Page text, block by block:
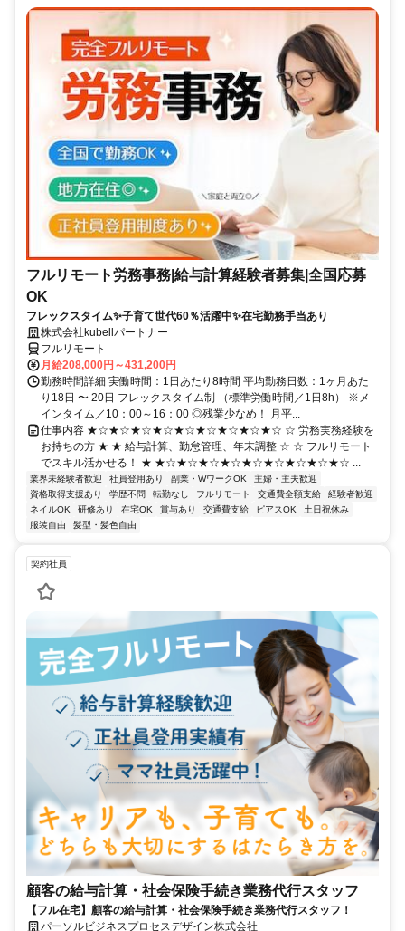
フルリモート労務事務|給与計算経験者募集|全国応募
OK
フレックスタイム✨子育て世代60％活躍中✨在宅勤務手当あり
株式会社kubellパートナー
フルリモート
月給208,000円～431,200円
勤務時間詳細 実働時間：1日あたり8時間 平均勤務日数：1ヶ月あた
り18日 〜 20日 フレックスタイム制 （標準労働時間／1日8h） ※メ
インタイム／10：00～16：00 ◎残業少なめ！ 月平...
仕事内容 ★☆★☆★☆★☆★☆★☆★☆★☆★☆ ☆ 労務実務経験を
お持ちの方 ★ ★ 給与計算、勤怠管理、年末調整 ☆ ☆ フルリモート
でスキル活かせる！ ★ ★☆★☆★☆★☆★☆★☆★☆★☆★☆ ...
業界未経験者歓迎 社員登用あり 副業・WワークOK
主婦・主夫歓迎
資格取得支援あり
学歴不問 転勤なし フルリモート 交通費全額支給
経験者歓迎
ネイルOK
研修あり 在宅OK 賞与あり 交通費支給 ピアスOK
土日祝休み
服装自由
髪型・髪色自由
契約社員
顧客の給与計算・社会保険手続き業務代行スタッフ
【フル在宅】顧客の給与計算・社会保険手続き業務代行スタッフ！
パーソルビジネスプロセスデザイン株式会社